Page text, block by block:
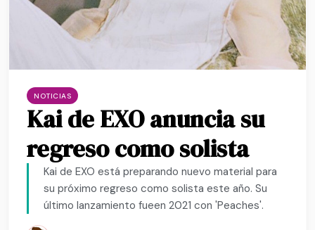
NOTICIAS
Kai de EXO anuncia su
regreso como solista
Kai de EXO está preparando nuevo material para
su próximo regreso como solista este año. Su
último lanzamiento fueen 2021 con 'Peaches'.